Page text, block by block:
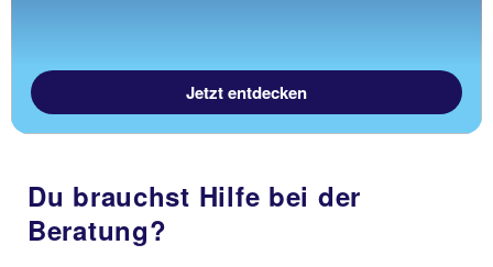
Jetzt entdecken
Du brauchst Hilfe bei der
Beratung?